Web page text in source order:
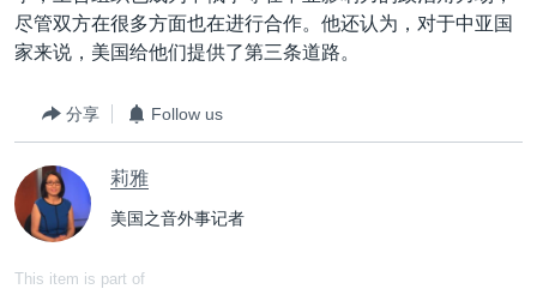
尽管双方在很多方面也在进行合作。他还认为，对于中亚国
家来说，美国给他们提供了第三条道路。
分享 Follow us
莉雅
美国之音外事记者
This item is part of